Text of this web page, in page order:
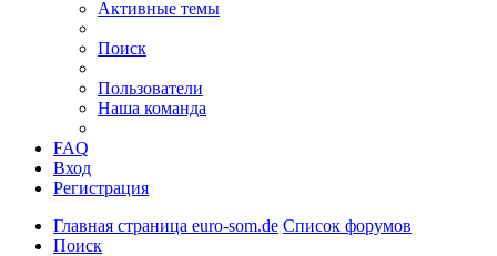
Активные темы
Поиск
Пользователи
Наша команда
FAQ
Вход
Регистрация
Главная страница euro-som.de Список форумов
Поиск